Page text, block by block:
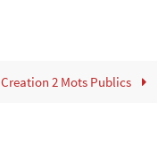
Creation 2 Mots Publics